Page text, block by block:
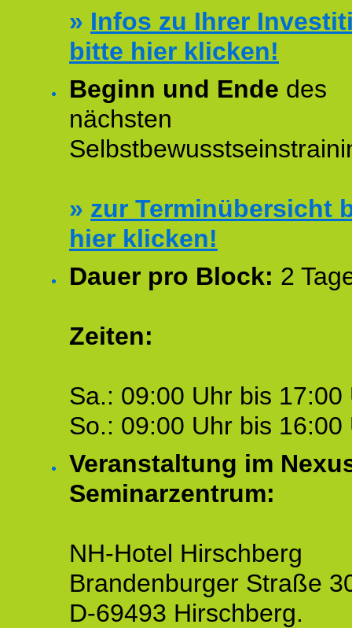
» Infos zu Ihrer
bitte hier klicken!
Beginn und Ende des
nächsten
» zur Terminübersicht
hier klicken!
Dauer pro Block: 2
Zeiten:
Sa.: 09:00 Uhr bis 17:00
So.: 09:00 Uhr bis 16:00
Veranstaltung im
Seminarzentrum:
NH-Hotel Hirschberg
Brandenburger Straße
D-69493 Hirschberg.